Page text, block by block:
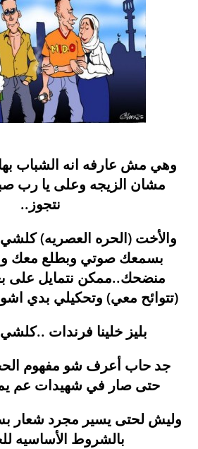
وهي مش عارفه انه الشباب
مشان الزيجه وعلى يا رب
نتجوز..
والأخت (الحره العصريه)
بسمعك صوتي وبطلع معك
منضحك..ممكن نتمايل
(تتوائح معي) وتحكيلي بدي
بليز خلينا فرندات
جد حاب أعرف شو مفهوم
حتى صار في شهيدات عم
وليش لحتى يسير مجرد شعار
بالشروط الأساسيه